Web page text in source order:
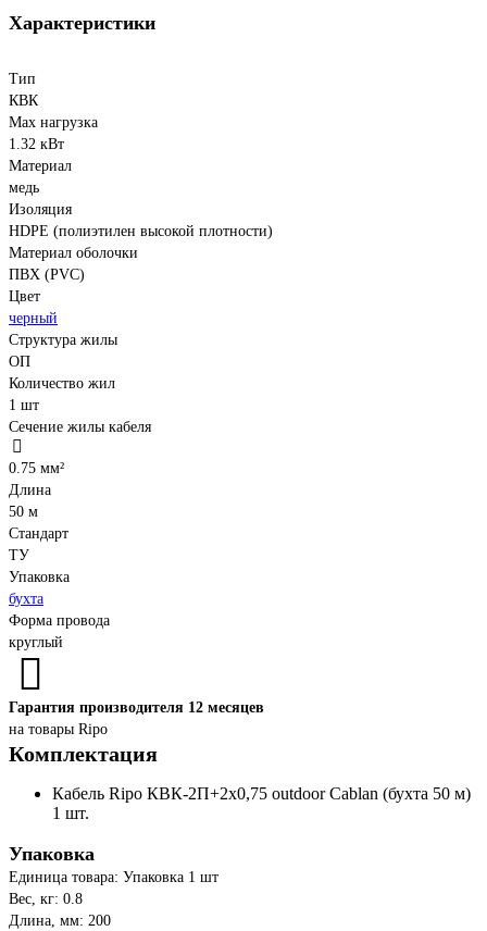
Характеристики
Тип
КВК
Max нагрузка
1.32 кВт
Материал
медь
Изоляция
HDPE (полиэтилен высокой плотности)
Материал оболочки
ПВХ (PVC)
Цвет
черный
Структура жилы
ОП
Количество жил
1 шт
Сечение жилы кабеля
0.75 мм²
Длина
50 м
Стандарт
ТУ
Упаковка
бухта
Форма провода
круглый
Гарантия производителя 12 месяцев
на товары Ripo
Комплектация
Кабель Ripo КВК-2П+2x0,75 outdoor Cablan (бухта 50 м)
1 шт.
Упаковка
Единица товара: Упаковка 1 шт
Вес, кг: 0.8
Длина, мм: 200